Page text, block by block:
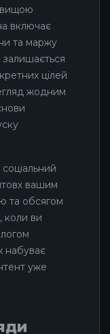
вищою
включає
та маржу
цілей
жодним
вашим
та обсягом
коли ви
набуває
уже